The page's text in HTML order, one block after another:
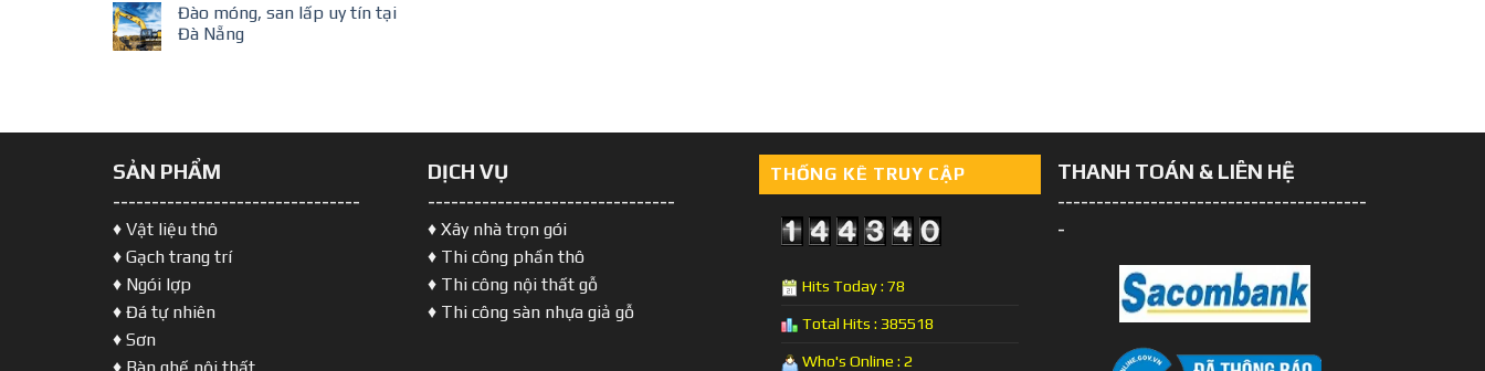
Đào móng, san lấp uy tín tại
Đà Nẵng
SẢN PHẨM
--------------------------------
♦ Vật liệu thô
♦ Gạch trang trí
♦ Ngói lợp
♦ Đá tự nhiên
♦ Sơn
♦ Bàn ghế nội thất
DỊCH VỤ
--------------------------------
♦ Xây nhà trọn gói
♦ Thi công phần thô
♦ Thi công nội thất gỗ
♦ Thi công sàn nhựa giả gỗ
THỐNG KÊ TRUY CẬP
Hits Today : 78
Total Hits : 385518
Who's Online : 2
THANH TOÁN & LIÊN HỆ
----------------------------------------
-